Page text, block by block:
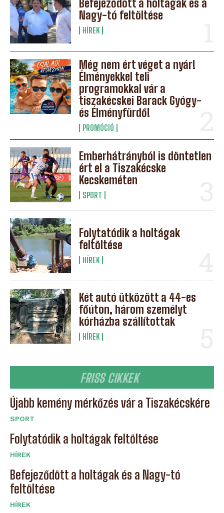
Befejeződött a holtágak és a
Nagy-tó feltöltése
HÍREK
Még nem ért véget a nyár!
Élményekkel teli
programokkal vár a
tiszakécskei Barack Gyógy-
és Élményfürdő!
PROMÓCIÓ
Emberhátrányból is döntetlen
ért el a Tiszakécske
Kecskeméten
SPORT
Folytatódik a holtágak
feltöltése
HÍREK
Két autó ütközött a 44-es
főúton, három személyt
kórházba szállítottak
HÍREK
FRISS CIKKEK
Újabb kemény mérkőzés vár a Tiszakécskére
SPORT
Folytatódik a holtágak feltöltése
HÍREK
Befejeződött a holtágak és a Nagy-tó
feltöltése
HÍREK